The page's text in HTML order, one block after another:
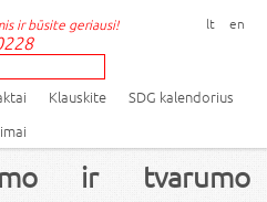
lt en
ir būsite geriausi!
Klauskite
SDG kalendorius
ir tvarumo